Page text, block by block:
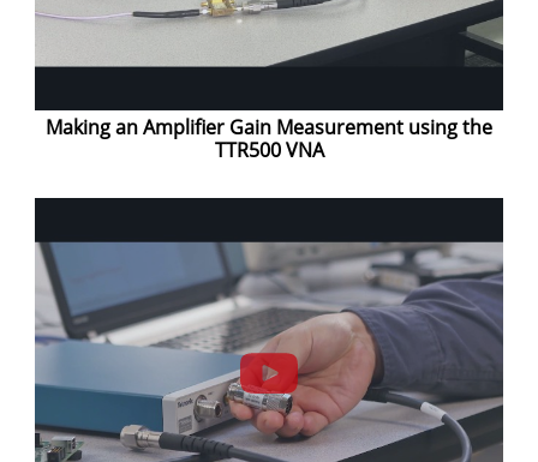
Making an Amplifier Gain Measurement using the
TTR500 VNA